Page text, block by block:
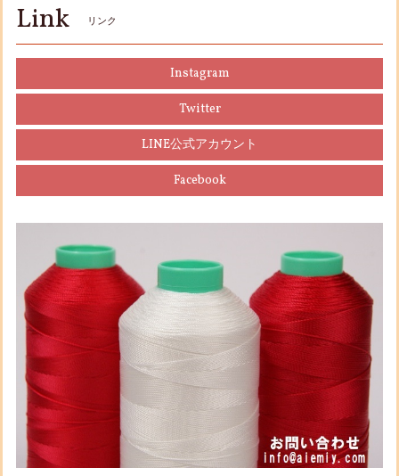
Link リンク
Instagram
Twitter
LINE公式アカウント
Facebook